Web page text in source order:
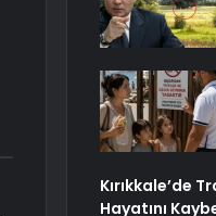
Kırıkkale’de
Hayatını